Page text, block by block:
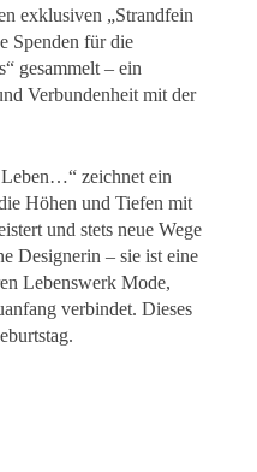
exklusiven „Strandfein
Spenden für die
gesammelt – ein
Verbundenheit mit der
zeichnet ein
Höhen und Tiefen mit
und stets neue Wege
Designerin – sie ist eine
Lebenswerk Mode,
verbindet. Dieses